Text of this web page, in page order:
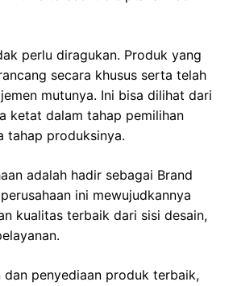
perlu diragukan. Produk yang
secara khusus serta telah
mutunya. Ini bisa dilihat dari
ketat dalam tahap pemilihan
tahap produksinya.
adalah hadir sebagai Brand
ini mewujudkannya
kualitas terbaik dari sisi desain,
dan penyediaan produk terbaik,